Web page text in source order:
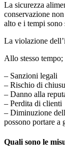
La sicurezza
conservazione
alto e i tempi sono
La violazione
Allo stesso tempo;
– Sanzioni legali
– Rischio di
– Danno alla
– Perdita di clienti
– Diminuzione
possono portare a
Quali sono le